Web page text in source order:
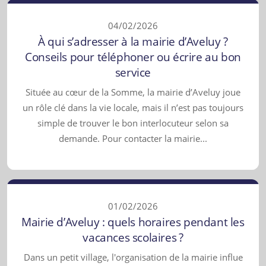
04/02/2026
À qui s’adresser à la mairie d’Aveluy ?
Conseils pour téléphoner ou écrire au bon
service
Située au cœur de la Somme, la mairie d’Aveluy joue
un rôle clé dans la vie locale, mais il n’est pas toujours
simple de trouver le bon interlocuteur selon sa
demande. Pour contacter la mairie...
01/02/2026
Mairie d’Aveluy : quels horaires pendant les
vacances scolaires ?
Dans un petit village, l'organisation de la mairie influe